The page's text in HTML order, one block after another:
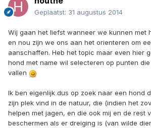
Geplaatst: 31 augustus 2014
Wij gaan het liefst wanneer we kunnen met
en nou zijn we ons aan het orienteren om
aanschaffen. Heb het topic maar even hier
hond met name wil selecteren op punten
vallen
Ik ben eigenlijk dus op zoek naar een hond
zijn plek vind in de natuur, die (indien het
helpen met jagen, en die ook mij en de rest
beschermen als er dreiging is (van wilde